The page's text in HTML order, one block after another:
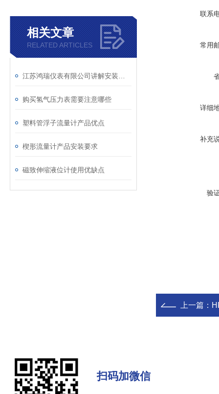
相关文章
RELATED ARTICLES
购买氢气压力表需要注意哪些
塑料管浮子流量计产品优点
楔形流量计产品安装要求
磁致伸缩液位计使用优缺点
联系
常用
详细
补充
验
上一篇：
扫码加微信